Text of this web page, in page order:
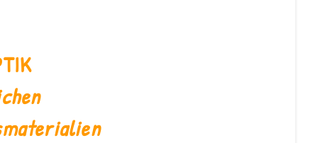
HAPTIK